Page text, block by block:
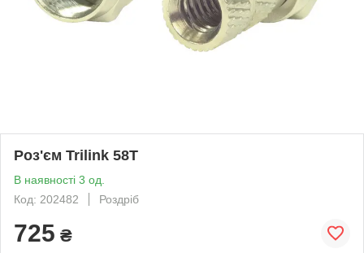
Роз'єм Trilink 58T
В наявності 3 од.
Код: 202482
Роздріб
725 ₴